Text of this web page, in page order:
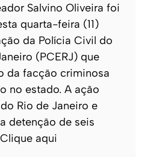
Salvino Oliveira foi
quarta-feira (11)
da Polícia Civil do
(PCERJ) que
da facção criminosa
no estado. A ação
Rio de Janeiro e
detenção de seis
aqui